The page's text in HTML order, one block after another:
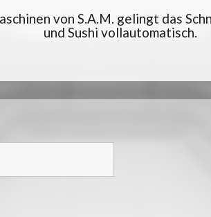
von S.A.M. gelingt das
und Sushi vollautomatisch.